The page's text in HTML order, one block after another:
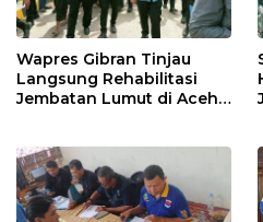
Wapres Gibran Tinjau
Langsung Rehabilitasi
Jembatan Lumut di Aceh